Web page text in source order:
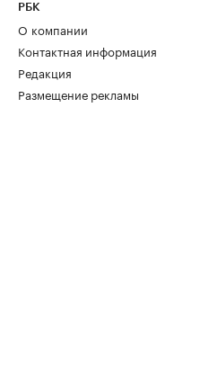
РБК
О компании
Контактная информация
Редакция
Размещение рекламы